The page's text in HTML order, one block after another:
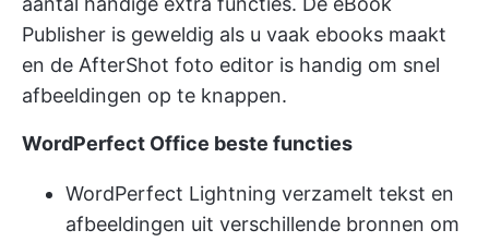
Publisher is geweldig als u vaak ebooks maakt
en de AfterShot foto editor is handig om snel
afbeeldingen op te knappen.
WordPerfect Office beste functies
WordPerfect Lightning verzamelt tekst en
afbeeldingen uit verschillende bronnen om